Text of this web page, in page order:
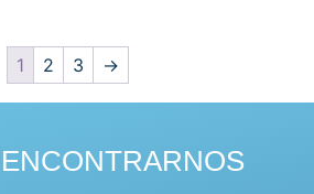
1 2 3 →